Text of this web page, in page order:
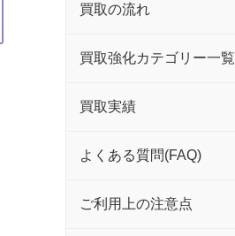
買取の流れ
買取強化カテゴリー一覧
買取実績
よくある質問(FAQ)
ご利用上の注意点